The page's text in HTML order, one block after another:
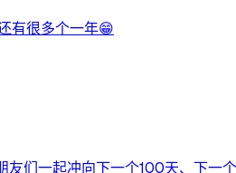
有很多个一年😁
们一起冲向下一个100天、下一